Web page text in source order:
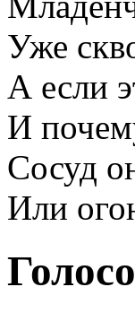
Уже
А если
И
Сосуд
Или